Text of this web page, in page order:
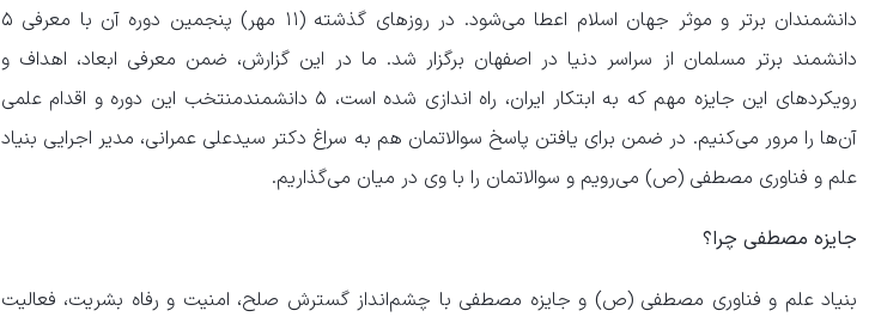
دانشمندان برتر و موثر جهان اسلام اعطا می‌شود. در روز‌های گذشته (۱۱ مهر) پنجمین دوره آن با معرفی ۵
دانشمند برتر مسلمان از سراسر دنیا در اصفهان برگزار شد. ما در این گزارش، ضمن معرفی ابعاد، اهداف و
رویکرد‌های این جایزه مهم که به ابتکار ایران، راه اندازی شده است، ۵ دانشمندمنتخب این دوره و اقدام علمی
آن‌ها را مرور می‌کنیم. در ضمن برای یافتن پاسخ سوالاتمان هم به سراغ دکتر سیدعلی عمرانی، مدیر اجرایی بنیاد
علم و فناوری مصطفی (ص) می‌رویم و سوالاتمان را با وی در میان می‌گذاریم.
جایزه مصطفی چرا؟
بنیاد علم و فناوری مصطفی (ص) و جایزه مصطفی با چشم‌انداز گسترش صلح، امنیت و رفاه بشریت، فعالیت